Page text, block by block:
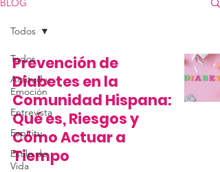
BLOG
Todos
Actitud y
Emoción
Entrevista
Espíritu
Estilo de
Vida
Todos
Prevención de
Diabetes en la
Comunidad Hispana:
Qué es, Riesgos y
Cómo Actuar a
Tiempo